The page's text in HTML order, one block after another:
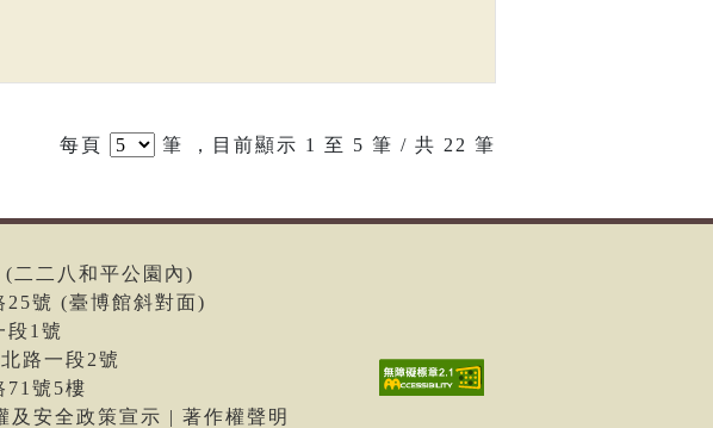
每頁 筆 ，目前顯示 1 至 5 筆 / 共 22 筆
二二八和平公園內)
號 (臺博館斜對面)
段1號
路一段2號
71號5樓
安全政策宣示 | 著作權聲明